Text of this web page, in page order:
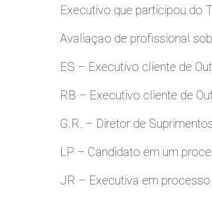
Executivo que participou do
Avaliaçao de profissional
ES – Executivo cliente de
RB – Executivo cliente de
G.R. – Diretor de
LP – Candidato em um
JR – Executiva em